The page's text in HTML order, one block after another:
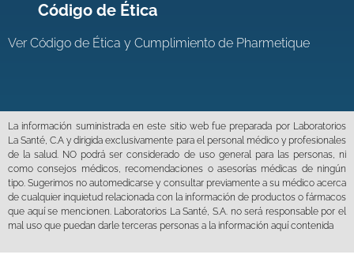
Código de Ética
VerCódigo de Ética y Cumplimiento de Pharmetique
La información suministrada en este sitio web fue preparada por Laboratorios
La Santé, C.A y dirigida exclusivamente para el personal médico y profesionales
de la salud. NO podrá ser considerado de uso general para las personas, ni
como consejos médicos, recomendaciones o asesorías médicas de ningún
tipo. Sugerimos no automedicarse y consultar previamente a su médico acerca
de cualquier inquietud relacionada con la información de productos o fármacos
que aquí se mencionen. Laboratorios La Santé, S.A. no será responsable por el
mal uso que puedan darle terceras personas a la información aquí contenida